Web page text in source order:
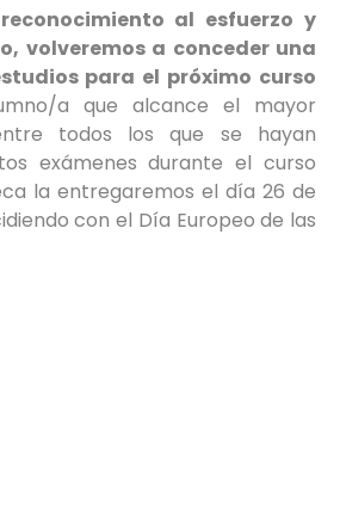
al esfuerzo y
volveremos a conceder una
para el próximo curso
a que alcance el mayor
todos los que se hayan
exámenes durante el curso
la entregaremos el día 26 de
con el Día Europeo de las